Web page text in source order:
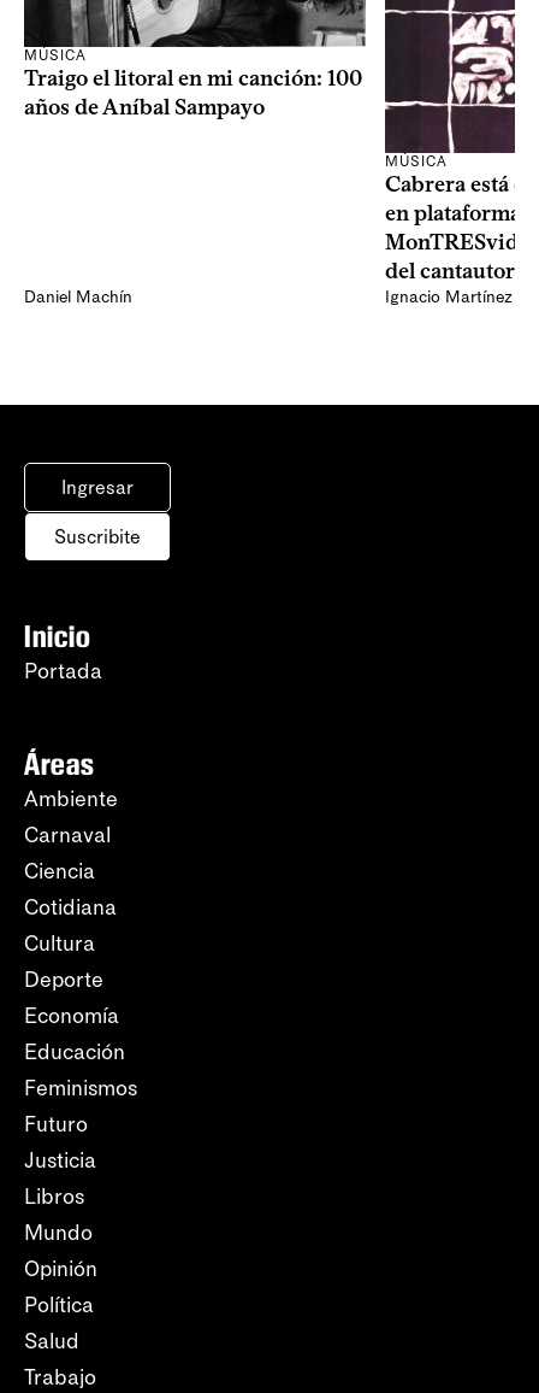
MÚSICA
Traigo el litoral en mi canción: 100
años de Aníbal Sampayo
Daniel Machín
MÚSICA
Cabrera está
en plataformas
del cantautor
Ignacio Martínez
Ingresar
Suscribite
Inicio
Portada
Áreas
Ambiente
Carnaval
Ciencia
Cotidiana
Cultura
Deporte
Economía
Educación
Feminismos
Futuro
Justicia
Libros
Mundo
Opinión
Política
Salud
Trabajo